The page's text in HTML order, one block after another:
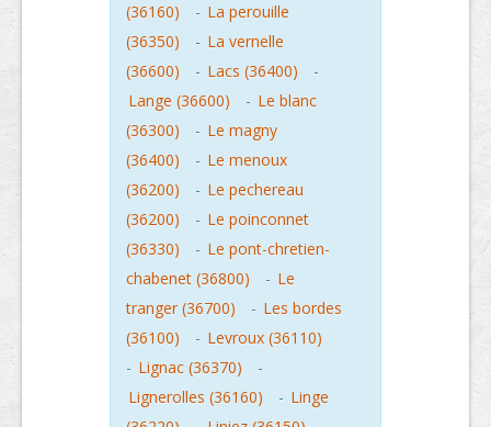
(36160)
- La perouille
(36350)
- La vernelle
(36600)
- Lacs (36400)
-
Lange (36600)
- Le blanc
(36300)
- Le magny
(36400)
- Le menoux
(36200)
- Le pechereau
(36200)
- Le poinconnet
(36330)
- Le pont-chretien-
chabenet (36800)
- Le
tranger (36700)
- Les bordes
(36100)
- Levroux (36110)
- Lignac (36370)
-
Lignerolles (36160)
- Linge